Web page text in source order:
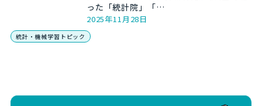
った「統計院」「…
2025年11月28日
統計・機械学習トピック